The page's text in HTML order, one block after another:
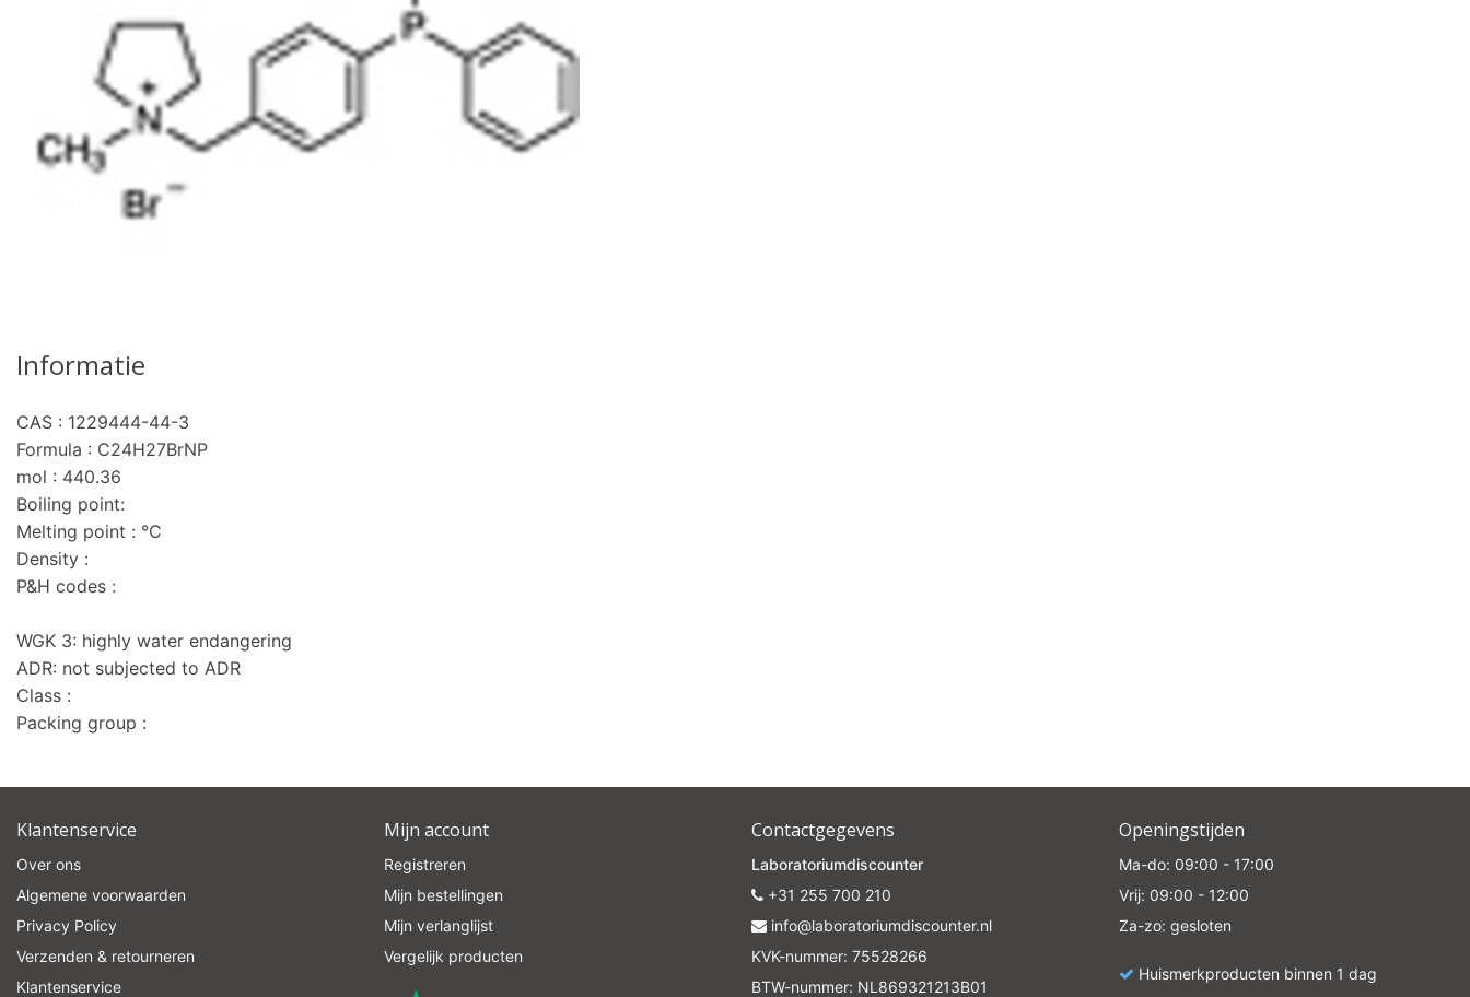
Informatie
CAS : 1229444-44-3
Formula : C24H27BrNP
mol : 440.36
Boiling point:
Melting point : °C
Density :
P&H codes :
WGK 3: highly water endangering
ADR: not subjected to ADR
Class :
Packing group :
Klantenservice
Over ons
Algemene voorwaarden
Privacy Policy
Verzenden & retourneren
Klantenservice
Mijn account
Registreren
Mijn bestellingen
Mijn verlanglijst
Vergelijk producten
Contactgegevens
Laboratoriumdiscounter
+31 255 700 210
info@laboratoriumdiscounter.nl
KVK-nummer: 75528266
BTW-nummer: NL869321213B01
Openingstijden
Ma-do: 09:00 - 17:00
Vrij: 09:00 - 12:00
Za-zo: gesloten
Huismerkproducten binnen 1 dag